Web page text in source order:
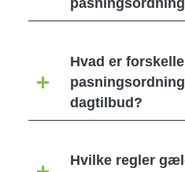
Hvad er
dagtilbud?
Hvilke regler